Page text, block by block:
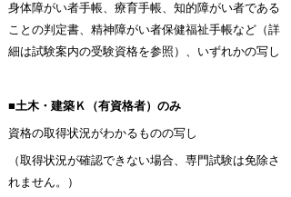
身体障がい者手帳、療育手帳、知的障がい者である
ことの判定書、 精神障がい者保健福祉手帳など（詳
細は試験案内の受験資格を参照）、 いずれかの写し
■土木・建築Ｋ（有資格者）のみ
資格の取得状況がわかるものの写し
（取得状況が確認できない場合、専門試験は免除さ
れません。）